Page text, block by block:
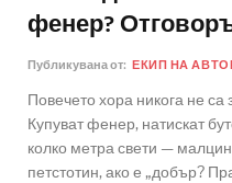
фенер?
Публикувана от: ЕКИП НА
Повечето хора никога не са
Купуват фенер, натискат
колко метра свети —
петстотин, ако е „добър?